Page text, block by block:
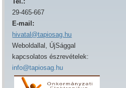
29-465-667
E-mail:
hivatal@tapiosag.hu
Weboldallal, ÚjSággal
kapcsolatos észrevételek:
info@tapiosag.hu